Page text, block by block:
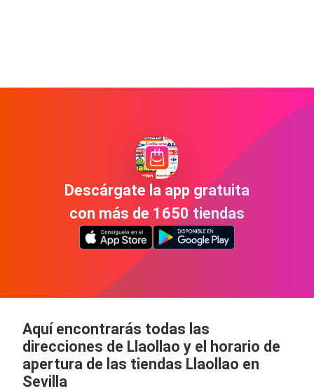
Descárgate la app gratuita
con más de 1650 tiendas
Aquí encontrarás todas las
direcciones de Llaollao y el horario de
apertura de las tiendas Llaollao en
Sevilla